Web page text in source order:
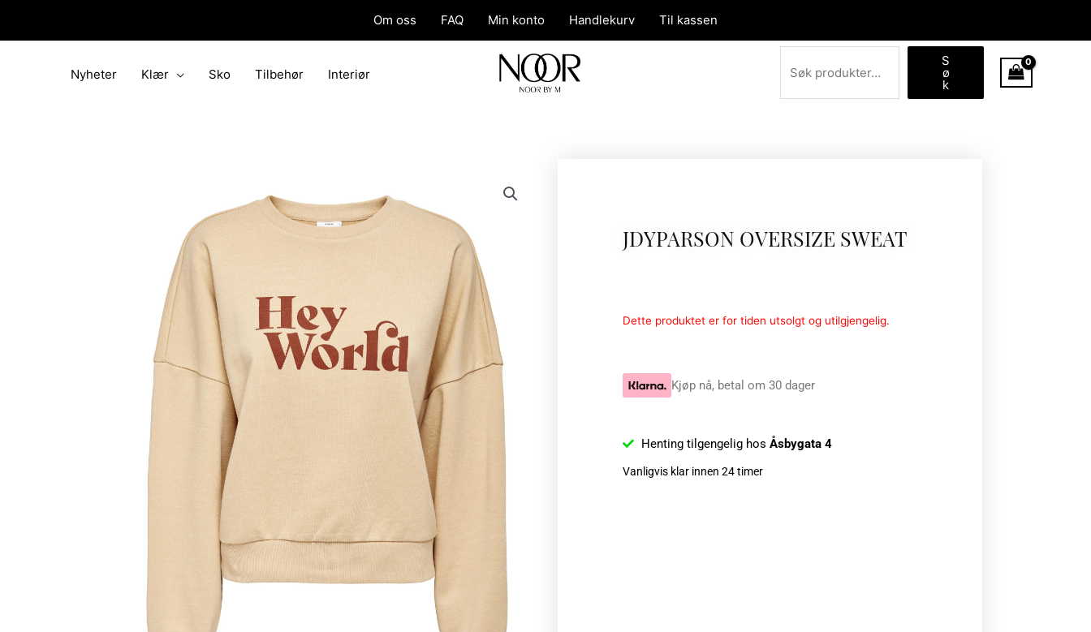
Om oss FAQ Min konto Handlekurv Til kassen
Nyheter Klær Sko Tilbehør Interiør
Søk
S
ø
k
JDYPARSON OVERSIZE SWEAT
Dette produktet er for tiden utsolgt og utilgjengelig.
Kjøp nå, betal om 30 dager
Henting tilgengelig hos Åsbygata 4
Vanligvis klar innen 24 timer